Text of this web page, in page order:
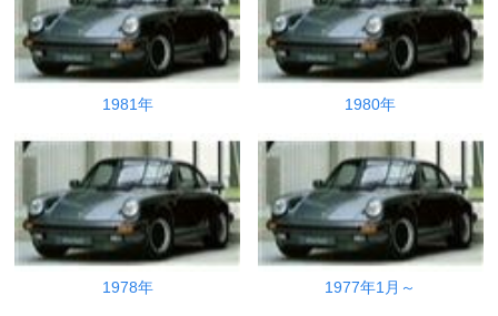
1981年 1980年
1978年 1977年1月～